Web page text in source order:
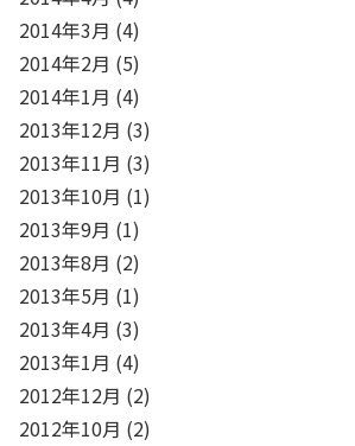
2014年3月 (4)
2014年2月 (5)
2014年1月 (4)
2013年12月 (3)
2013年11月 (3)
2013年10月 (1)
2013年9月 (1)
2013年8月 (2)
2013年5月 (1)
2013年4月 (3)
2013年1月 (4)
2012年12月 (2)
2012年10月 (2)